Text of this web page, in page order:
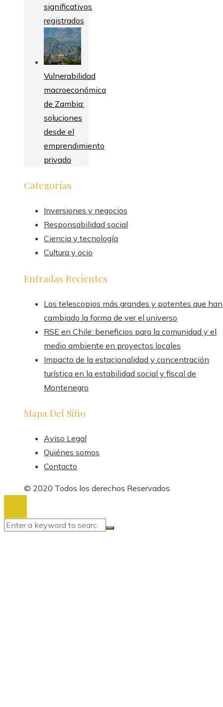
significativos
registrados
Vulnerabilidad
macroeconómica
de Zambia:
soluciones
desde el
emprendimiento
privado
Categorías
Inversiones y negocios
Responsabilidad social
Ciencia y tecnología
Cultura y ocio
Entradas Recientes
Los telescopios más grandes y potentes que han
cambiado la forma de ver el universo
RSE en Chile: beneficios para la comunidad y el
medio ambiente en proyectos locales
Impacto de la estacionalidad y concentración
turística en la estabilidad social y fiscal de
Montenegro
Mapa Del Sitio
Aviso Legal
Quiénes somos
Contacto
© 2020 Todos los derechos Reservados.